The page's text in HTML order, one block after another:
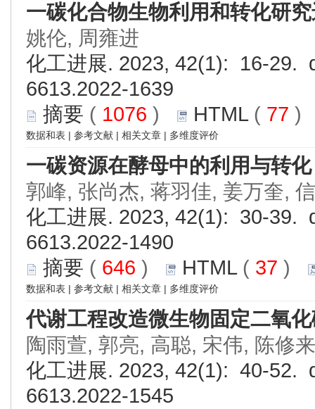
一碳化合物生物利用和转化研
姚伦, 周雍进
化工进展. 2023, 42(1): 16-29.
6613.2022-1639
摘要 ( 1076 ) HTML( 77
数据和表 | 参考文献 | 相关文章 | 多维度评价
一碳资源在酵母中的利用与转化
郭峰, 张尚杰, 蒋羽佳, 姜万奎,
化工进展. 2023, 42(1): 30-39.
6613.2022-1490
摘要 ( 646 ) HTML( 37 )
数据和表 | 参考文献 | 相关文章 | 多维度评价
代谢工程改造微生物固定二氧
陶雨萱, 郭亮, 高聪, 宋伟, 陈修来
化工进展. 2023, 42(1): 40-52.
6613.2022-1545